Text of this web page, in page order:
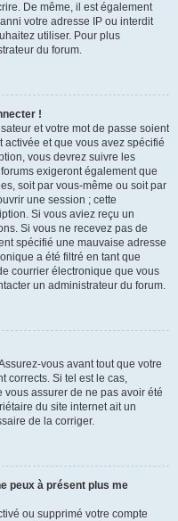
De même, il est également
votre adresse IP ou interdit
utiliser. Pour plus
du forum.
!
et votre mot de passe soient
activée et que vous avez spécifié
vous devrez suivre les
exigeront également que
soit par vous-même ou soit par
une session ; cette
Si vous aviez reçu un
Si vous ne recevez pas de
spécifié une mauvaise adresse
a été filtré en tant que
courrier électronique que vous
un administrateur du forum.
vous avant tout que votre
corrects. Si tel est le cas,
assurer de ne pas avoir été
du site internet ait un
de la corriger.
peux à présent plus me
ou supprimé votre compte